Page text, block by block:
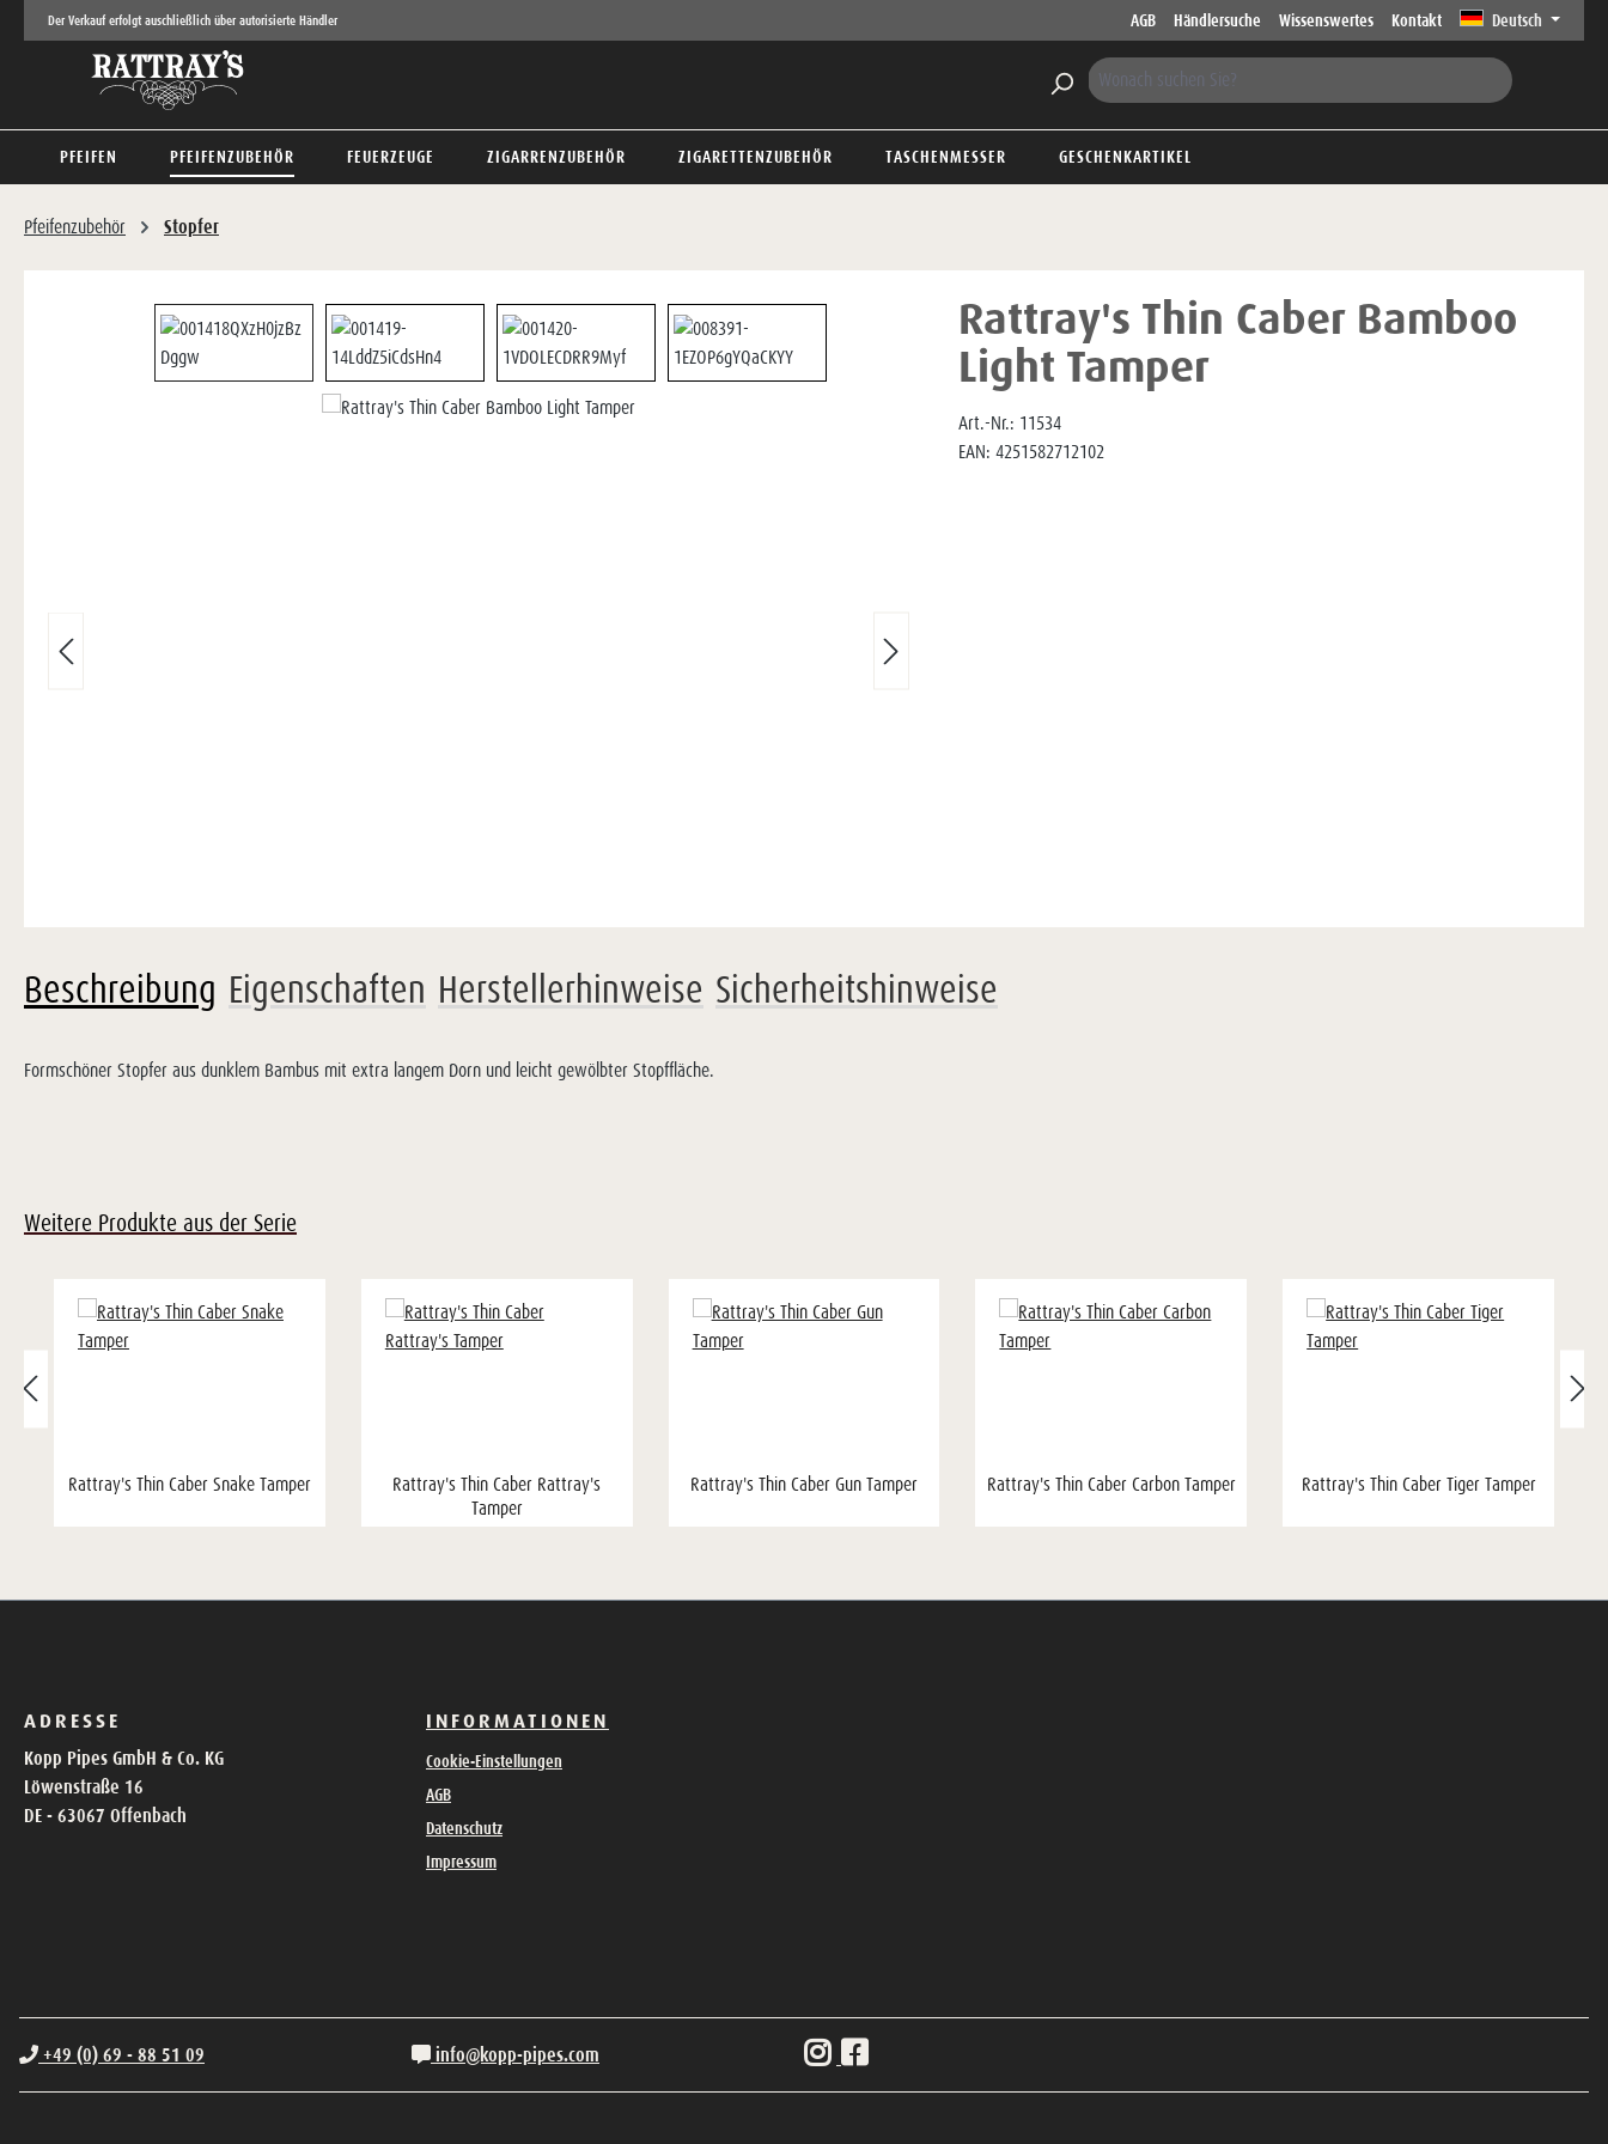
Hauptinhalt springen
Zur Suche springen
Zur Hauptnavigation springen
Der Verkauf erfolgt auschließlich über autorisierte Händler AGB Händlersuche Wissenswertes Kontakt Deutsch
PFEIFEN PFEIFENZUBEHÖR FEUERZEUGE ZIGARRENZUBEHÖR ZIGARETTENZUBEHÖR TASCHENMESSER GESCHENKARTIKEL
Pfeifenzubehör Stopfer
Bildergalerie überspringen
Rattray's Thin Caber Bamboo
Light Tamper
Art.-Nr.: 11534
EAN: 4251582712102
Beschreibung Eigenschaften Herstellerhinweise Sicherheitshinweise
Formschöner Stopfer aus dunklem Bambus mit extra langem Dorn und leicht gewölbter Stopffläche.
Weitere Produkte aus der Serie
Rattray's Thin Caber Snake Tamper
Rattray's Thin Caber Rattray's
Tamper
Rattray's Thin Caber Gun Tamper Rattray's Thin Caber Carbon Tamper Rattray's Thin Caber Tiger Tamper
ADRESSE
Kopp Pipes GmbH & Co. KG
Löwenstraße 16
DE - 63067 Offenbach
INFORMATIONEN
Cookie-Einstellungen
AGB
Datenschutz
Impressum
+49 (0) 69 - 88 51 09 info@kopp-pipes.com